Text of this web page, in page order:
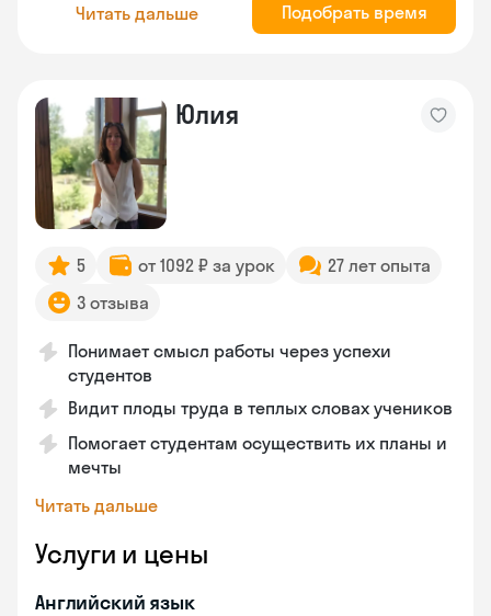
Читать дальше Подобрать время
Юлия
5 от 1092 ₽ за урок
27 лет опыта
3 отзыва
Понимает смысл работы через успехи
студентов
Видит плоды труда в теплых словах учеников
Помогает студентам осуществить их планы и
мечты
Читать дальше
Услуги и цены
Английский язык